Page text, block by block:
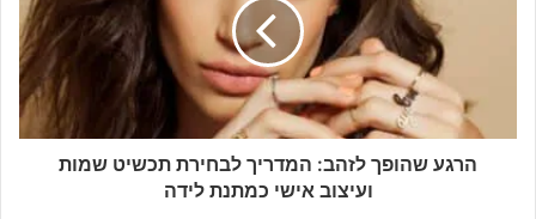
הרגע שהופך לזהב: המדריך לבחירת תכשיט שמות
ועיצוב אישי כמתנת לידה